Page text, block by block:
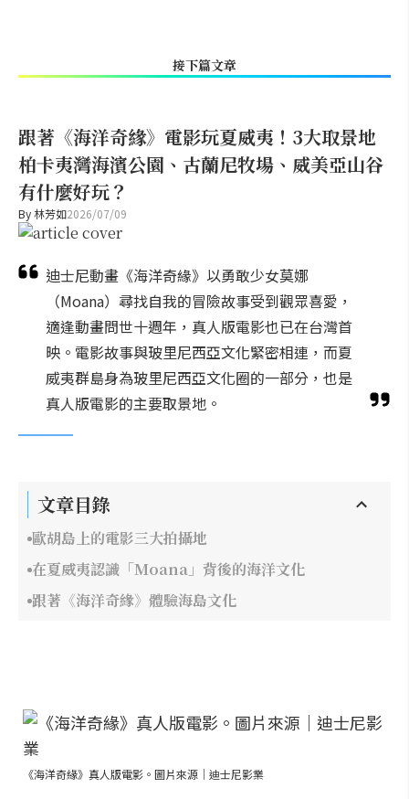
接下篇文章
跟著《海洋奇緣》電影玩夏威夷！3大取景地
柏卡夷灣海濱公園、古蘭尼牧場、威美亞山谷
有什麼好玩？
By林芳如2026/07/09
迪士尼動畫《海洋奇緣》以勇敢少女莫娜
（Moana）尋找自我的冒險故事受到觀眾喜愛，
適逢動畫問世十週年，真人版電影也已在台灣首
映。電影故事與玻里尼西亞文化緊密相連，而夏
威夷群島身為玻里尼西亞文化圈的一部分，也是
真人版電影的主要取景地。
文章目錄
歐胡島上的電影三大拍攝地
在夏威夷認識「Moana」背後的海洋文化
跟著《海洋奇緣》體驗海島文化
《海洋奇緣》真人版電影。圖片來源｜迪士尼影業